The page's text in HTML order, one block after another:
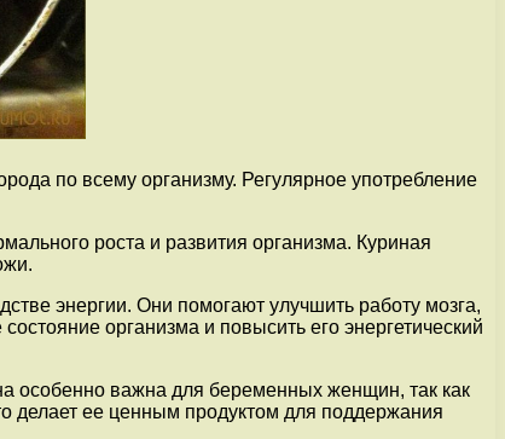
по всему организму. Регулярное употребление
роста и развития организма. Куриная
энергии. Они помогают улучшить работу мозга,
организма и повысить его энергетический
особенно важна для беременных женщин, так как
делает ее ценным продуктом для поддержания